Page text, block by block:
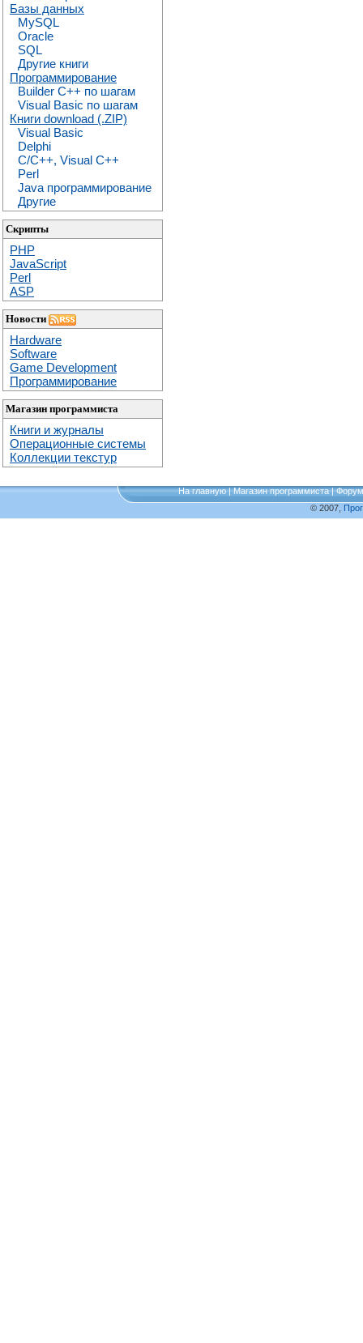
Базы данных
MySQL
Oracle
SQL
Другие книги
Программирование
Builder C++ по шагам
Visual Basic по шагам
Книги download (.ZIP)
Visual Basic
Delphi
C/C++, Visual C++
Perl
Java программирование
Другие
Скрипты
PHP
JavaScript
Perl
ASP
Новости
Hardware
Software
Game Development
Программирование
Магазин программиста
Книги и журналы
Операционные системы
Коллекции текстур
На главную|Магазин программиста|Форум
© 2007,